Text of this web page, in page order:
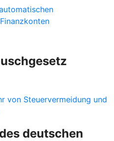
von Steuervermeidung und
deutschen